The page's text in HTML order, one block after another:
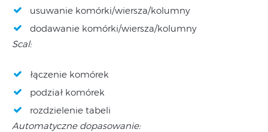
usuwanie komórki/wiersza/kolumny
dodawanie komórki/wiersza/kolumny
Scal:
łączenie komórek
podział komórek
rozdzielenie tabeli
Automatyczne dopasowanie: